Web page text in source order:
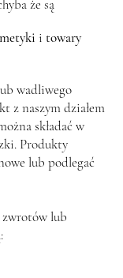
że są
i towary
wadliwego
z naszym działem
składać w
Produkty
lub podlegać
zwrotów lub